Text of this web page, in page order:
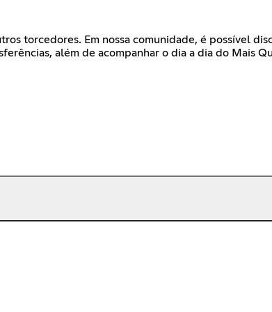
torcedores. Em nossa comunidade, é possível
além de acompanhar o dia a dia do Mais